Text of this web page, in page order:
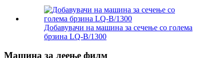
Добавувачи на машина за сечење со голема
брзина LQ-B/1300
Машина за леење филм